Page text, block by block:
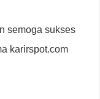
semoga sukses
karirspot.com